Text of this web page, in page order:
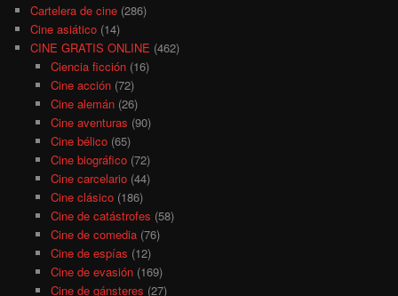
Cartelera de cine (286)
Cine asiático (14)
CINE GRATIS ONLINE (462)
Ciencia ficción(16)
Cine acción(72)
Cine alemán(26)
Cine aventuras (90)
Cine bélico(65)
Cine biográfico(72)
Cine carcelario(44)
Cine clásico(186)
Cine de catástrofes (58)
Cine de comedia(76)
Cine de espías (12)
Cine de evasión(169)
Cine de gánsteres (27)